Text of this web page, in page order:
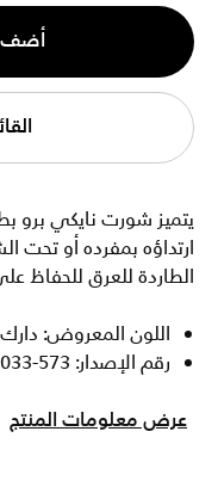
الكمية
1
أضف
يتميز شورت نايكي برو
الطاردة للعرق للحفاظ
اللون المعروض:
رقم الإصدار: DA1033-573
عرض معلومات المنتج